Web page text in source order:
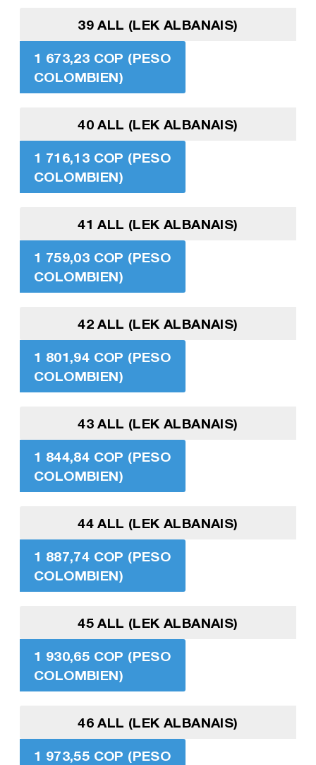
39 ALL (LEK ALBANAIS)
1 673,23 COP (PESO
COLOMBIEN)
40 ALL (LEK ALBANAIS)
1 716,13 COP (PESO
COLOMBIEN)
41 ALL (LEK ALBANAIS)
1 759,03 COP (PESO
COLOMBIEN)
42 ALL (LEK ALBANAIS)
1 801,94 COP (PESO
COLOMBIEN)
43 ALL (LEK ALBANAIS)
1 844,84 COP (PESO
COLOMBIEN)
44 ALL (LEK ALBANAIS)
1 887,74 COP (PESO
COLOMBIEN)
45 ALL (LEK ALBANAIS)
1 930,65 COP (PESO
COLOMBIEN)
46 ALL (LEK ALBANAIS)
1 973,55 COP (PESO